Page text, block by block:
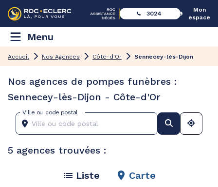
3024
Mon
espace
Menu
Accueil Nos Agences Côte-d'Or Sennecey-lès-Dijon
Nos agences de pompes funèbres :
Sennecey-lès-Dijon - Côte-d'Or
Ville ou code postal
5 agences trouvées :
Liste Carte